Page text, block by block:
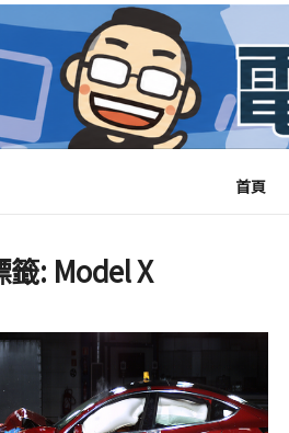
首頁
籤: Model X